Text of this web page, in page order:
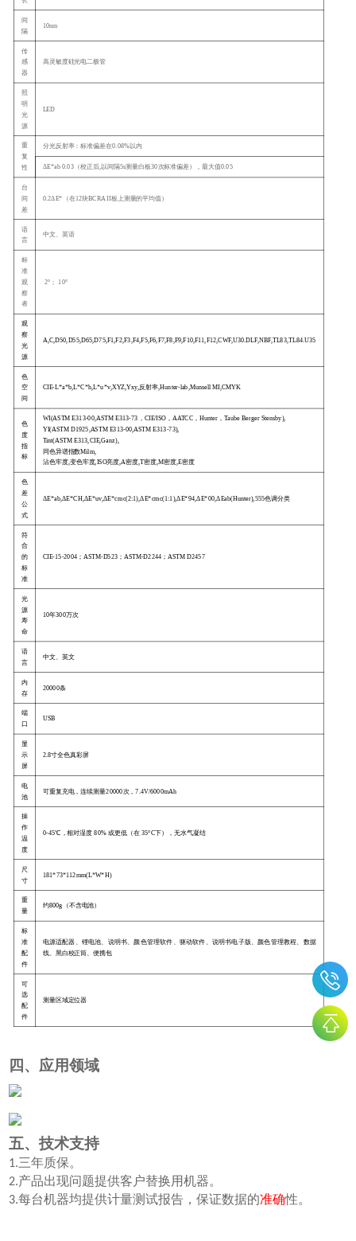
间
隔
10nm
传
感
器
高灵敏度硅光电二极管
照
明
光
源
LED
重
复
性
分光反射率：标准偏差在0.08%以内
ΔE*ab 0.03（校正后,以间隔5s测量白板30次标准偏差），最大值0.05
台
间
差
0.2ΔE*（在12块BCRA II板上测量的平均值）
语
言
中文、英语
标
准
观
察
者
2°； 10°
观
察
光
源
A,C,D50,D55,D65,D75,F1,F2,F3,F4,F5,F6,F7,F8,F9,F10,F11,F12,CWF,U30.DLF,NBF,TL83,TL84.U35
色
空
间
CIE-L*a*b,L*C*h,L*u*v,XYZ,Yxy,反射率,Hunter-lab,Munsell MI,CMYK
色
度
指
标
WI(ASTM E313-00,ASTM E313-73，CIE/ISO，AATCC，Hunter，Taube Berger Stensby),
YI(ASTM D1925,ASTM E313-00,ASTM E313-73),
Tint(ASTM E313,CIE,Ganz),
同色异谱指数Milm,
沾色牢度,变色牢度,ISO亮度,A密度,T密度,M密度,E密度
色
差
公
式
ΔE*ab,ΔE*CH,ΔE*uv,ΔE*cmc(2:1),ΔE*cmc(1:1),ΔE*94,ΔE*00,ΔEab(Hunter),555色调分类
符
合
的
标
准
CIE-15-2004 ；ASTM-D523 ；ASTM-D2244 ；ASTM D2457
光
源
寿
命
10年300万次
语
言
中文、英文
内
存
20000条
端
口
USB
显
示
屏
2.8寸全色真彩屏
电
池
可重复充电，连续测量20000次，7.4V/6000mAh
操
作
温
度
0-45℃，相对湿度 80% 或更低（在 35°C下），无水气凝结
尺
寸
181*73*112mm(L*W*H)
重
量
约800g（不含电池）
标
准
配
件
电源适配器、锂电池、说明书、颜色管理软件、驱动软件、说明书电子版、颜色管理教程、数据
线、黑白校正筒、便携包
可
选
配
件
测量区域定位器
四、应用领域
五、技术支持
1.三年质保。
2.产品出现问题提供客户替换用机器。
3.每台机器均提供计量测试报告，保证数据的准确性。